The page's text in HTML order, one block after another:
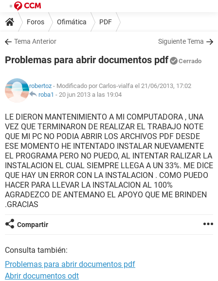
Foros Ofimática PDF
Tema Anterior Siguiente Tema
Problemas para abrir documentos pdf Cerrado
robertoz - Modificado por Carlos-vialfa el 21/06/2013, 17:02
roba1 - 20 jun 2013 a las 19:04
LE DIERON MANTENIMIENTO A MI COMPUTADORA , UNA
VEZ QUE TERMINARON DE REALIZAR EL TRABAJO NOTE
QUE MI PC NO PODIA ABRIR LOS ARCHIVOS PDF DESDE
ESE MOMENTO HE INTENTADO INSTALAR NUEVAMENTE
EL PROGRAMA PERO NO PUEDO, AL INTENTAR RALIZAR LA
INSTALACION EL CUAL SIEMPRE LLEGA A UN 33%. ME DICE
QUE HAY UN ERROR CON LA INSTALACION . COMO PUEDO
HACER PARA LLEVAR LA INSTALACION AL 100%
AGRADEZCO DE ANTEMANO EL APOYO QUE ME BRINDEN
.GRACIAS
Compartir
Consulta también:
Problemas para abrir documentos pdf
Abrir documentos odt